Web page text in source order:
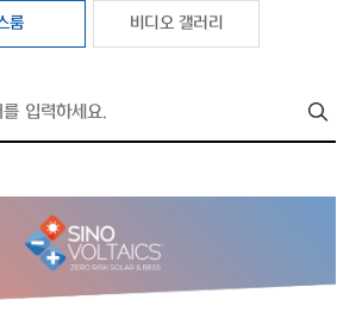
룸 비디오 갤러리